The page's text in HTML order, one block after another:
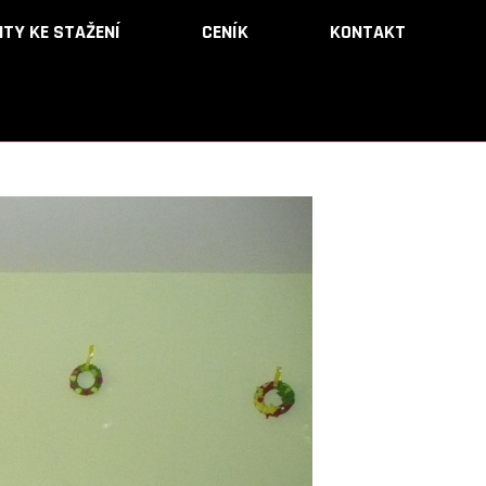
KE STAŽENÍ CENÍK KONTAKT
KE STAŽENÍ CENÍK KONTAKT